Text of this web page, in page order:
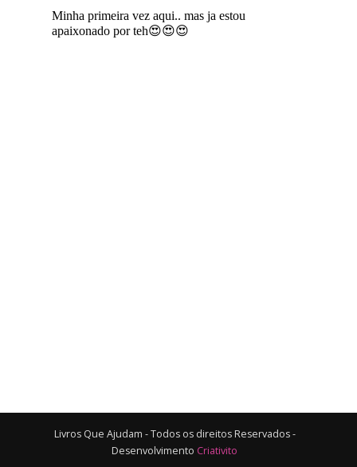
Livros Que Ajudam - Todos os direitos Reservados -
Desenvolvimento Criativito